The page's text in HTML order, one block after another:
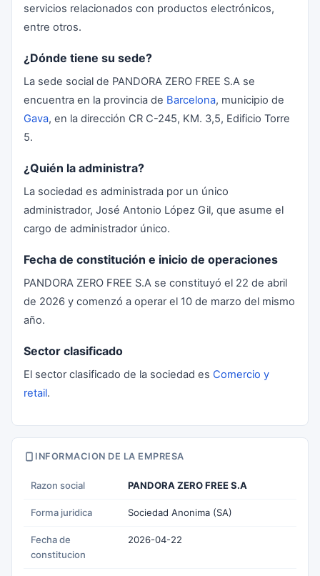
servicios relacionados con productos electrónicos,
entre otros.
¿Dónde tiene su sede?
La sede social de PANDORA ZERO FREE S.A se
encuentra en la provincia de Barcelona, municipio de
Gava, en la dirección CR C-245, KM. 3,5, Edificio Torre
5.
¿Quién la administra?
La sociedad es administrada por un único
administrador, José Antonio López Gil, que asume el
cargo de administrador único.
Fecha de constitución e inicio de operaciones
PANDORA ZERO FREE S.A se constituyó el 22 de abril
de 2026 y comenzó a operar el 10 de marzo del mismo
año.
Sector clasificado
El sector clasificado de la sociedad es Comercio y
retail.
INFORMACION DE LA EMPRESA
Razon social PANDORA ZERO FREE S.A
Forma juridica Sociedad Anonima (SA)
Fecha de
constitucion
2026-04-22